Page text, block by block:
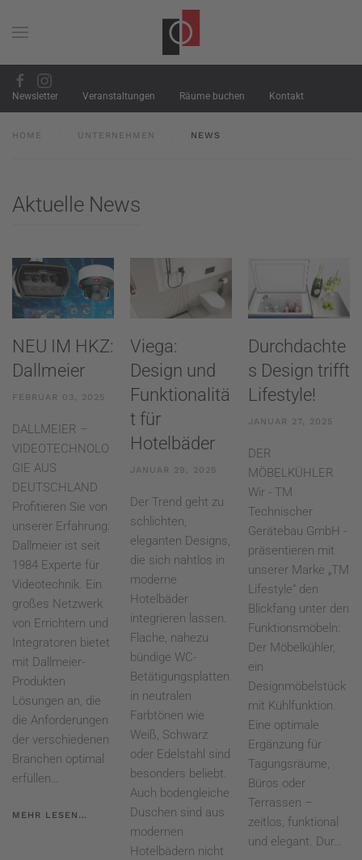
Newsletter Veranstaltungen Räume buchen Kontakt
HOME UNTERNEHMEN NEWS
Aktuelle News
NEU IM HKZ:
Dallmeier
FEBRUAR 03, 2025
DALLMEIER –
VIDEOTECHNOLO
GIE AUS
DEUTSCHLAND
Profitieren Sie von
unserer Erfahrung:
Dallmeier ist seit
1984 Experte für
Videotechnik. Ein
großes Netzwerk
von Errichtern und
Integratoren bietet
mit Dallmeier-
Produkten
Lösungen an, die
die Anforderungen
der verschiedenen
Branchen optimal
erfüllen…
MEHR LESEN…
Viega:
Design und
Funktionalitä
t für
Hotelbäder
JANUAR 29, 2025
Der Trend geht zu
schlichten,
eleganten Designs,
die sich nahtlos in
moderne
Hotelbäder
integrieren lassen.
Flache, nahezu
bündige WC-
Betätigungsplatten
in neutralen
Farbtönen wie
Weiß, Schwarz
oder Edelstahl sind
besonders beliebt.
Auch bodengleiche
Duschen sind aus
modernen
Hotelbädern nicht
Durchdachte
s Design trifft
Lifestyle!
JANUAR 27, 2025
DER
MÖBELKÜHLER
Wir - TM
Technischer
Gerätebau GmbH -
präsentieren mit
unserer Marke „TM
Lifestyle“ den
Blickfang unter den
Funktionsmöbeln:
Der Möbelkühler,
ein
Designmöbelstück
mit Kühlfunktion.
Eine optimale
Ergänzung für
Tagungsräume,
Büros oder
Terrassen –
zeitlos, funktional
und elegant. Dur…